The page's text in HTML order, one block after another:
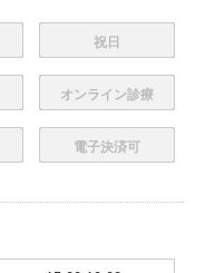
祝日
オンライン診療
電子決済可